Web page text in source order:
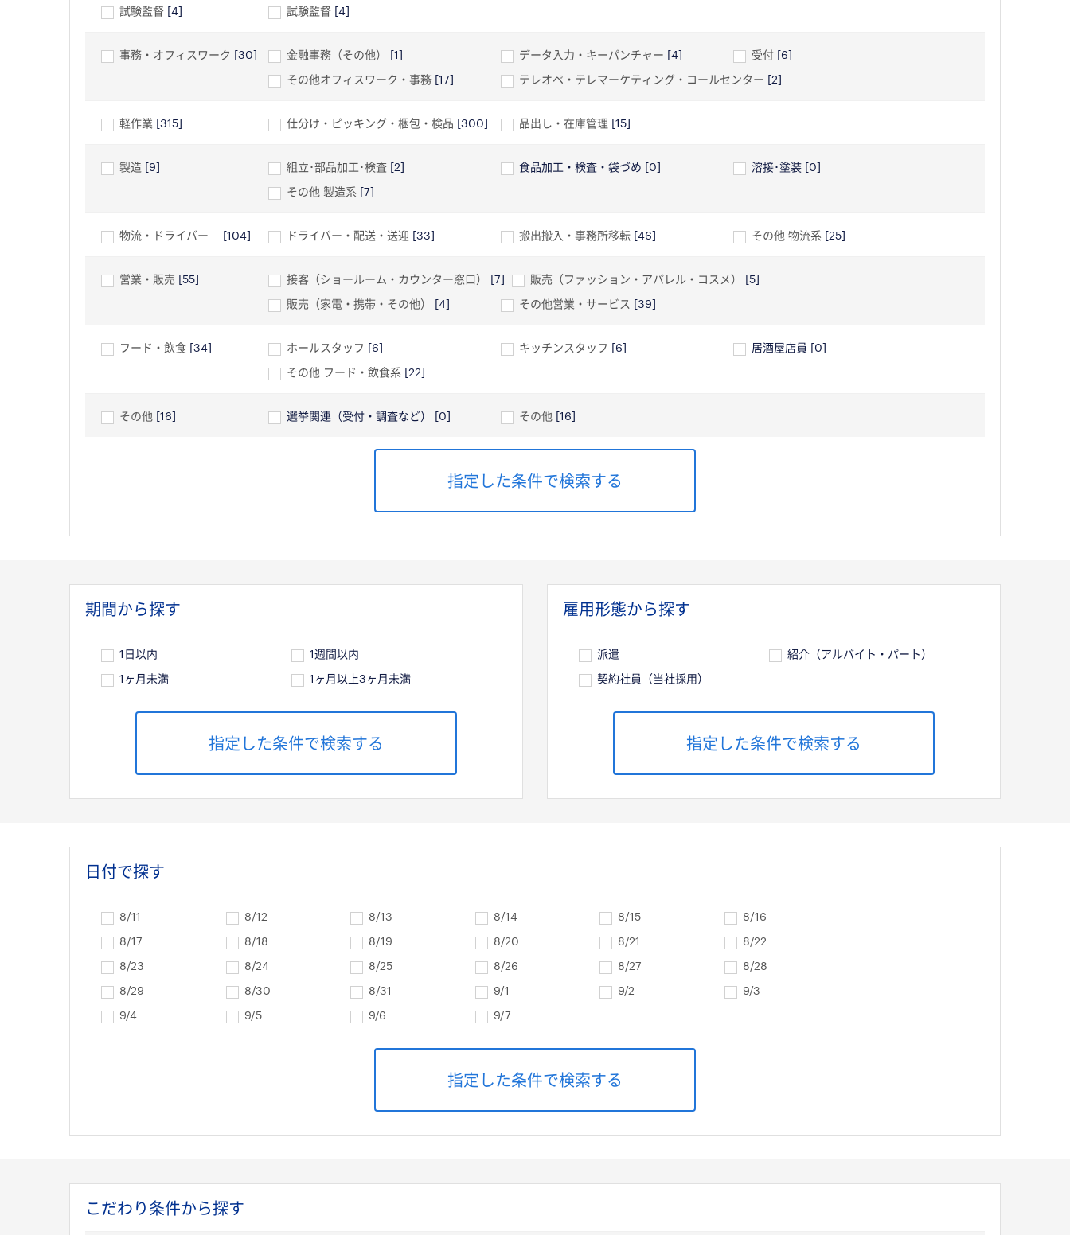
試験監督 [4] 試験監督 [4]
事務・オフィスワーク [30] 金融事務（その他） [1] データ入力・キーパンチャー [4] 受付 [6]
その他オフィスワーク・事務 [17] テレオペ・テレマーケティング・コールセンター [2]
軽作業 [315] 仕分け・ピッキング・梱包・検品 [300] 品出し・在庫管理 [15]
製造 [9] 組立･部品加工･検査 [2] 食品加工・検査・袋づめ [0] 溶接･塗装 [0]
その他 製造系 [7]
物流・ドライバー [104] ドライバー・配送・送迎 [33] 搬出搬入・事務所移転 [46] その他 物流系 [25]
営業・販売 [55] 接客（ショールーム・カウンター窓口） [7] 販売（ファッション・アパレル・コスメ）
[5]
販売（家電・携帯・その他）
[4] その他営業・サービス [39]
フード・飲食 [34] ホールスタッフ [6] キッチンスタッフ [6] 居酒屋店員 [0]
その他 フード・飲食系 [22]
その他 [16] 選挙関連（受付・調査など） [0] その他 [16]
期間から探す
1日以内
1週間以内
1ヶ月未満
1ヶ月以上3ヶ月未満
雇用形態から探す
派遣
紹介（アルバイト・パート）
契約社員（当社採用）
日付で探す
8/11 8/12 8/13 8/14 8/15
8/16
8/17
8/18 8/19 8/20 8/21
8/22
8/23
8/24 8/25 8/26 8/27
8/28
8/29
8/30 8/31 9/1 9/2
9/3
9/4
9/5 9/6 9/7
こだわり条件から探す